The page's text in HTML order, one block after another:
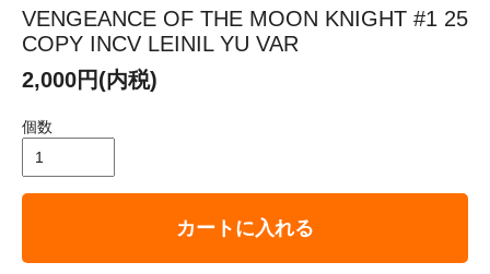
VENGEANCE OF THE MOON KNIGHT #1 25
COPY INCV LEINIL YU VAR
2,000円(内税)
個数
カートに入れる